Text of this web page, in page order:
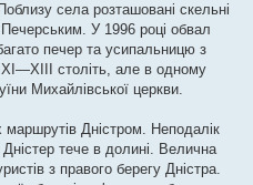
села розташовані скельні
У 1996 році обвал
печер та усипальницю з
XI—XIII століть, але в одному
Михайлівської церкви.
маршрутів Дністром. Неподалік
Дністер тече в долині. Велична
з правого берегу Дністра.